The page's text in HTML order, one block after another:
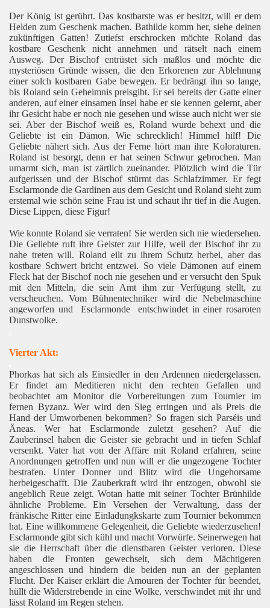
Der König ist gerührt. Das kostbarste was er besitzt, will er dem
Helden zum Geschenk machen. Bathilde komm her, siehe deinen
zukünftigen Gatten! Zutiefst erschrocken möchte Roland das
kostbare Geschenk nicht annehmen und rätselt nach einem
Ausweg. Der Bischof entrüstet sich maßlos und möchte die
mysteriösen Gründe wissen, die den Erkorenen zur Ablehnung
einer solch kostbaren Gabe bewegen. Er bedrängt ihn so lange,
bis Roland sein Geheimnis preisgibt. Er sei bereits der Gatte einer
anderen, auf einer einsamen Insel habe er sie kennen gelernt, aber
ihr Gesicht habe er noch nie gesehen und wisse auch nicht wer sie
sei. Aber der Bischof weiß es, Roland wurde behext und die
Geliebte ist ein Dämon. Wie schrecklich! Himmel hilf! Die
Geliebte nähert sich. Aus der Ferne hört man ihre Koloraturen.
Roland ist besorgt, denn er hat seinen Schwur gebrochen. Man
umarmt sich, man ist zärtlich zueinander. Plötzlich wird die Tür
aufgerissen und der Bischof stürmt das Schlafzimmer. Er fegt
Esclarmonde die Gardinen aus dem Gesicht und Roland sieht zum
erstemal wie schön seine Frau ist und schaut ihr tief in die Augen.
Diese Lippen, diese Figur!
Wie konnte Roland sie verraten! Sie werden sich nie wiedersehen.
Die Geliebte ruft ihre Geister zur Hilfe, weil der Bischof ihr zu
nahe treten will. Roland eilt zu ihrem Schutz herbei, aber das
kostbare Schwert bricht entzwei. So viele Dämonen auf einem
Fleck hat der Bischof noch nie gesehen und er versucht den Spuk
mit den Mitteln, die sein Amt ihm zur Verfügung stellt, zu
verscheuchen. Vom Bühnentechniker wird die Nebelmaschine
angeworfen und
Esclarmonde
entschwindet in einer rosaroten
Dunstwolke.
Vierter Akt:
Phorkas hat sich als Einsiedler in den Ardennen niedergelassen.
Er findet am Meditieren nicht den rechten Gefallen und
beobachtet am Monitor die Vorbereitungen zum Tournier im
fernen Byzanz. Wer wird den Sieg erringen und als Preis die
Hand der Umworbenen bekommen? So fragen sich Parséis und
Äneas. Wer hat Esclarmonde zuletzt gesehen? Auf die
Zauberinsel haben die Geister sie gebracht und in tiefen Schlaf
versenkt. Vater hat von der Affäre mit Roland erfahren, seine
Anordnungen getroffen und nun will er die ungezogene Tochter
bestrafen. Unter Donner und Blitz wird die Ungehorsame
herbeigeschafft. Die Zauberkraft wird ihr entzogen, obwohl sie
angeblich Reue zeigt. Wotan hatte mit seiner Tochter Brünhilde
ähnliche Probleme. Ein Versehen der Verwaltung, dass der
fränkische Ritter eine Einladungkskarte zum Tournier bekommen
hat. Eine willkommene Gelegenheit, die Geliebte wiederzusehen!
Esclarmonde gibt sich kühl und macht Vorwürfe. Seinerwegen hat
sie die Herrschaft über die dienstbaren Geister verloren. Diese
haben die Fronten gewechselt, sich dem Mächtigeren
angeschlossen und hindern die beiden nun an der geplanten
Flucht. Der Kaiser erklärt die Amouren der Tochter für beendet,
hüllt die Widerstrebende in eine Wolke, verschwindet mit ihr und
lässt Roland im Regen stehen.